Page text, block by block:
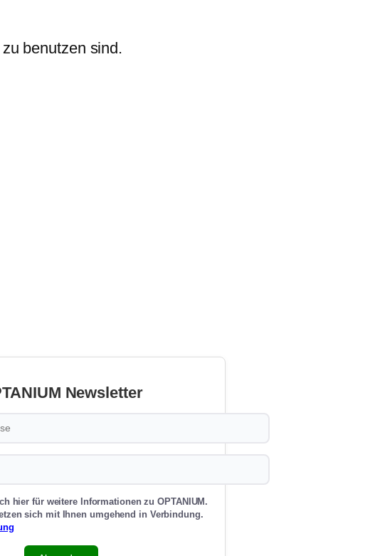
benutzen sind.
Newsletter
hier für weitere Informationen zu OPTANIUM.
sich mit Ihnen umgehend in Verbindung.